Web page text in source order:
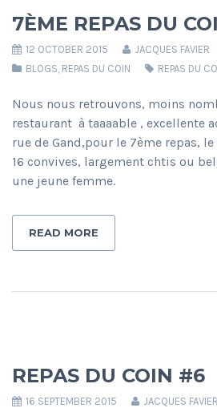
7ÈME REPAS DU
12 OCTOBER 2015
JACQUES FAVIER
BLOGS, REPAS DU COIN REPAS DU
Nous nous retrouvons, moins
restaurant à taaaable , excellente
rue de Gand,pour le 7ème repas, le
16 convives, largement chtis ou
une jeune femme.
READ MORE
REPAS DU COIN #6
16 SEPTEMBER 2015
JACQUES FAVIER